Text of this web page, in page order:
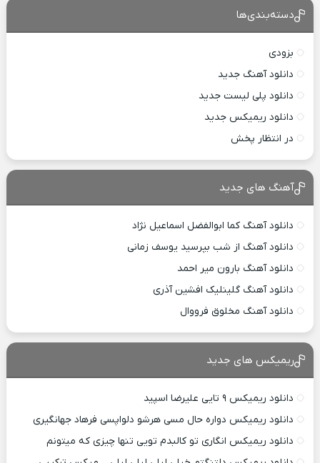
دسته‌بندی‌ها
بزودی
دانلود آهنگ جدید
دانلود پلی لیست جدید
دانلود ریمیکس جدید
در انتظار پخش
آهنگ های جدید
دانلود آهنگ کما ابوالفضل اسماعیل نژاد
دانلود آهنگ از شب بپرسید یوسف زمانی
دانلود آهنگ بارون میر احمد
دانلود آهنگ گلینلیک افشین آذری
دانلود آهنگ مخلوق فرووال
ریمیکس های جدید
دانلود ریمیکس ۹ تایی علیرضا اسپید
دانلود ریمیکس دواره حال مسی هرشو دلواپسی فرهاد جهانگیری
دانلود ریمیکس انگاری تو کالبدم تویی تنها چیزی که میتونم